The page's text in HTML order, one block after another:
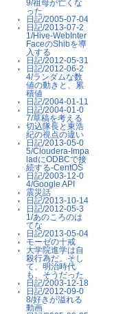
9/祖母が亡くな
った
日記/2005-07-04
日記/2013-07-2
1/Hive-WebInter
FaceのShibを導
入する
日記/2012-05-31
日記/2012-06-2
4/ランダムな数
値の動きと、累
積値
日記/2004-01-11
日記/2004-01-0
7/草稿を考える
切込隊長と東浩
紀の視点の違い
日記/2013-05-0
5/Cloudera-Impa
ladにODBCで接
続する-CentOS
日記/2003-12-0
4/Google API
震災話
日記/2013-10-14
日記/2012-05-3
1/あのころのは
てな
日記/2013-05-04
モーゼの十戒
大学院進学は自
殺行為だ。そし
て、明治時代
も、そうだった
日記/2003-12-18
日記/2012-09-0
8/好きが溢れる
動画